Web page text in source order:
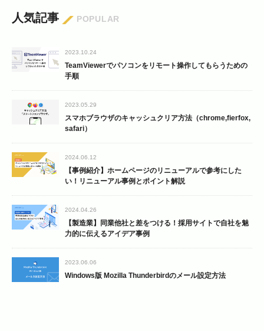
人気記事 POPULAR
2023.10.24
TeamViewerでパソコンをリモート操作してもらうための
手順
2023.05.29
スマホブラウザのキャッシュクリア方法（chrome,fierfox,
safari）
2024.06.12
【事例紹介】ホームページのリニューアルで参考にした
い！リニューアル事例とポイント解説
2024.04.26
【製造業】同業他社と差をつける！採用サイトで自社を魅
力的に伝えるアイデア事例
2023.06.06
Windows版 Mozilla Thunderbirdのメール設定方法